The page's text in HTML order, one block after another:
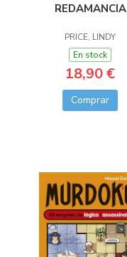
REDAMANCIA
PRICE, LINDY
En stock
18,90 €
Comprar